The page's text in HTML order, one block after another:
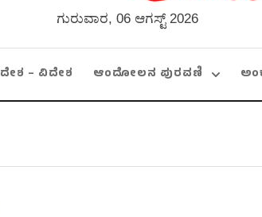
ಗುರುವಾರ, 06 ಆಗಸ್ಟ್ 2026
ದೇಶ – ವಿದೇಶ ಆಂದೋಲನ ಪುರವಣಿ